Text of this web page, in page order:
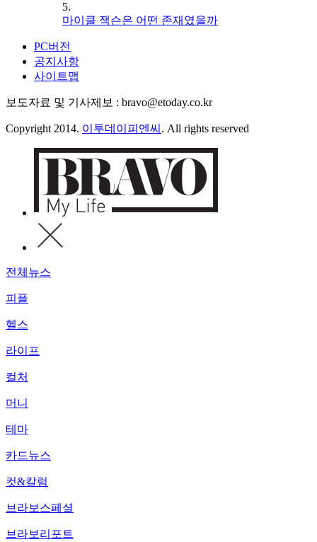
5.
마이클 잭슨은 어떤 존재였을까
PC버전
공지사항
사이트맵
보도자료 및 기사제보 : bravo@etoday.co.kr
Copyright 2014. 이투데이피엔씨 . All rights reserved
전체뉴스
피플
헬스
라이프
컬처
머니
테마
카드뉴스
컷&칼럼
브라보스페셜
브라보리포트